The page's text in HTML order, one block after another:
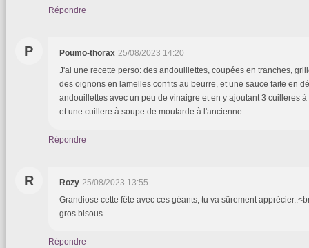
Répondre
P Poumo-thorax 25/08/2023 14:20
J'ai une recette perso: des andouillettes, coupées en tranches,
des oignons en lamelles confits au beurre, et une sauce faite en
andouillettes avec un peu de vinaigre et en y ajoutant 3 cuilleres
et une cuillere à soupe de moutarde à l'ancienne.
Répondre
R Rozy 25/08/2023 13:55
Grandiose cette fête avec ces géants, tu va sûrement
gros bisous
Répondre